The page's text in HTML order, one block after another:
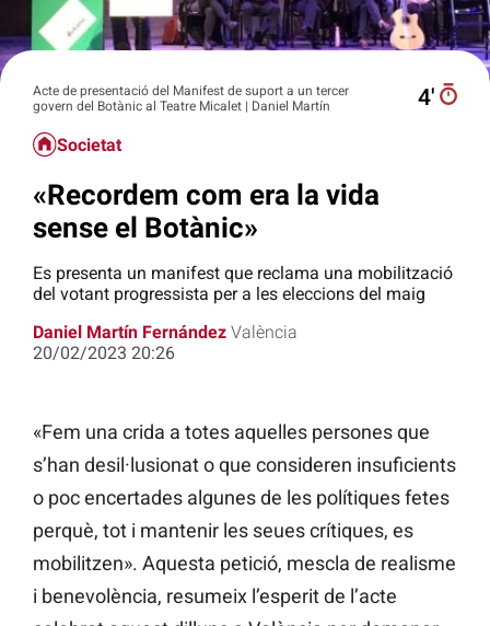
Acte de presentació del Manifest de suport a un tercer
govern del Botànic al Teatre Micalet | Daniel Martín
4′
Societat
«Recordem com era la vida
sense el Botànic»
Es presenta un manifest que reclama una mobilització
del votant progressista per a les eleccions del maig
Daniel Martín Fernández València
20/02/2023 20:26
«Fem una crida a totes aquelles persones que
s’han desil·lusionat o que consideren insuficients
o poc encertades algunes de les polítiques fetes
perquè, tot i mantenir les seues crítiques, es
mobilitzen». Aquesta petició, mescla de realisme
i benevolència, resumeix l’esperit de l’acte